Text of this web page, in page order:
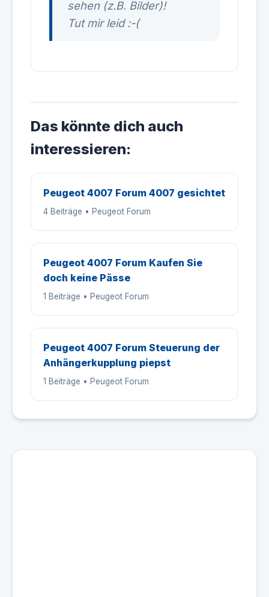
sehen (z.B. Bilder)!
Tut mir leid :-(
Das könnte dich auch
interessieren:
Peugeot 4007 Forum 4007 gesichtet
4 Beiträge • Peugeot Forum
Peugeot 4007 Forum Kaufen Sie
doch keine Pässe
1 Beiträge • Peugeot Forum
Peugeot 4007 Forum Steuerung der
Anhängerkupplung piepst
1 Beiträge • Peugeot Forum